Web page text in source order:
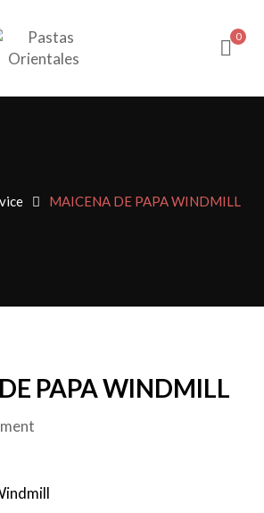
0
MAICENA DE PAPA WINDMILL
PAPA WINDMILL